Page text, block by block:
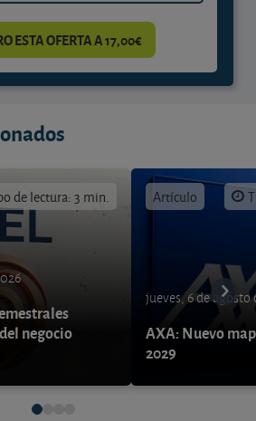
ESTA OFERTA A 17,00€
de lectura: 3 min.
negocio
Artículo
jueves, 6 de agosto
AXA: Nuevo
2029